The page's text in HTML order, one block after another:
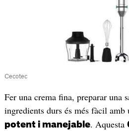
Cecotec
Fer una crema fina, preparar una
ingredients durs és més fàcil amb
potent i manejable. Aquesta